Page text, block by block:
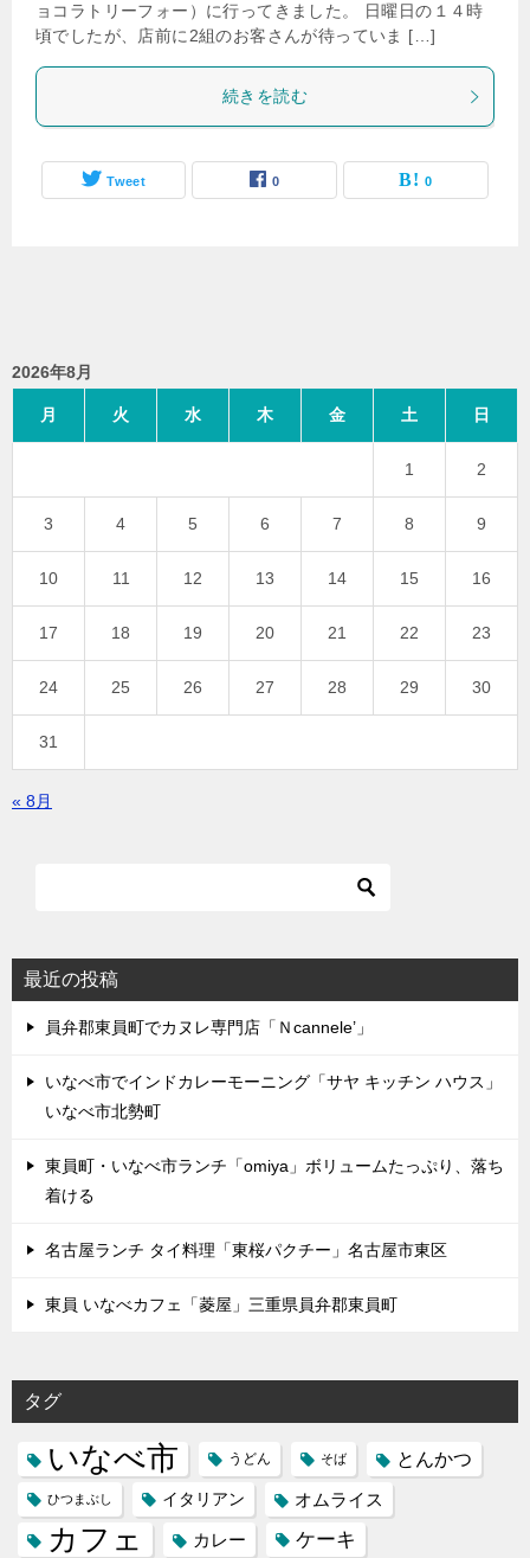
ョコラトリーフォー）に行ってきました。 日曜日の１４時
頃でしたが、店前に2組のお客さんが待っていま […]
続きを読む
Tweet 0 0
2026年8月
月 火 水 木 金 土 日
1 2
3 4 5 6 7 8 9
10 11 12 13 14 15 16
17 18 19 20 21 22 23
24 25 26 27 28 29 30
31
« 8月
最近の投稿
員弁郡東員町でカヌレ専門店「Ｎcannele’」
いなべ市でインドカレーモーニング「サヤ キッチン ハウス」
いなべ市北勢町
東員町・いなべ市ランチ「omiya」ボリュームたっぷり、落ち
着ける
名古屋ランチ タイ料理「東桜パクチー」名古屋市東区
東員 いなべカフェ「菱屋」三重県員弁郡東員町
タグ
いなべ市 うどん そば とんかつ
ひつまぶし イタリアン オムライス
カフェ カレー ケーキ